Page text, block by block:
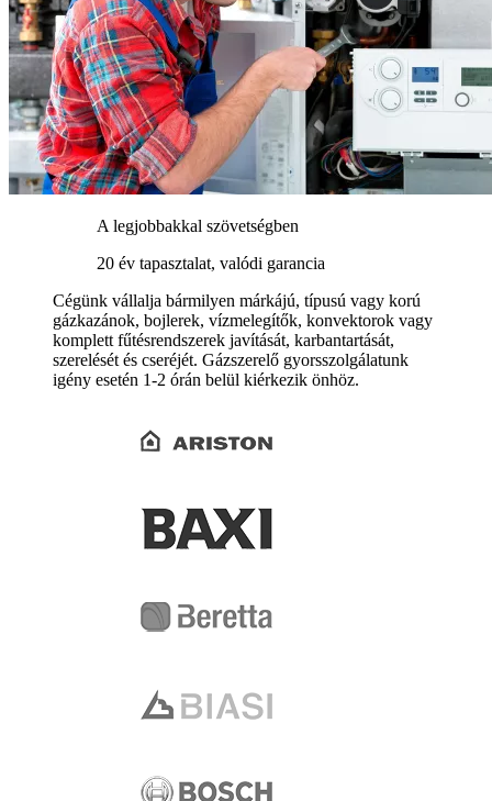
A legjobbakkal szövetségben
20 év tapasztalat, valódi garancia
Cégünk vállalja bármilyen márkájú, típusú vagy korú
gázkazánok, bojlerek, vízmelegítők, konvektorok vagy
komplett fűtésrendszerek javítását, karbantartását,
szerelését és cseréjét. Gázszerelő gyorsszolgálatunk
igény esetén 1-2 órán belül kiérkezik önhöz.